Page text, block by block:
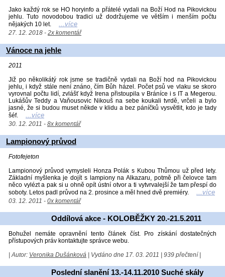
Jako každý rok se HO horyinfo a přátelé vydali na Boží Hod na Pikovickou
jehlu. Tuto novodobou tradici už dodržujeme ve větším i menším počtu
nějakých 10 let.
...více
27. 12. 2018 - 2x komentář
Vánoce na jehle
2011
Již po několikátý rok jsme se tradičně vydali na Boží hod na Pikovickou
jehlu, i když stále není znáno, čím Bůh házel. Počet psů ve vlaku se skoro
vyrovnal počtu lidí, zvlášť když Irena přistoupila v Bráníce i s IT a Megerou.
Lukášův Teddy a Vaňousovic Nikouš na sebe koukali tvrdě, vrčeli a bylo
jasné, že si budou muset někde v klidu a bez páníčků vysvětlit, kdo je tady
šéf.
...více
30. 12. 2011 - 8x komentář
Lampionový průvod
Fotofejeton
Lampionový průvod vymysleli Honza Polák s Kubou Thůmou už před lety.
Základní myšlenka je dojít s lampiony na Alkazaru, potmě při čelovce tam
něco vylézt a pak si u ohně opít ústní otvor a ti vytvrvalejší že tam přespí do
soboty. Letos padl průvod na 2. prosince a měl hned dvě premiéry.
...více
03. 12. 2011 - 0x komentář
Oddílová akce - KOLOBĚŽKY 20.-21.5.2011
Bohužel nemáte opravnění tento článek číst. Pro získání dostatečných
přístupových práv kontaktujte správce webu.
| Autor: Veronika Dušánková | Vydáno dne 17. 03. 2011 | 939 přečtení |
Poslední slanění 13.-14.11.2010 Suché skály